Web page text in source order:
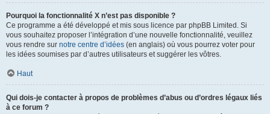
Pourquoi la fonctionnalité X n’est pas disponible ?
Ce programme a été développé et mis sous licence par phpBB Limited. Si
vous souhaitez proposer l’intégration d’une nouvelle fonctionnalité, veuillez
vous rendre sur notre centre d’idées (en anglais) où vous pourrez voter pour
les idées soumises par d’autres utilisateurs et suggérer les vôtres.
Haut
Qui dois-je contacter à propos de problèmes d’abus ou d’ordres légaux liés
à ce forum ?